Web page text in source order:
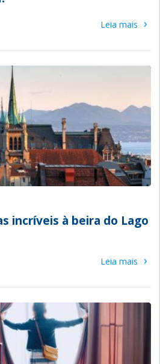
Leia mais ›
incríveis à beira do Lago
Leia mais ›